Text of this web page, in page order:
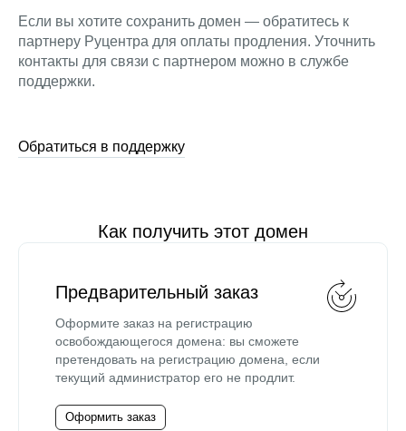
Если вы хотите сохранить домен — обратитесь к
партнеру Руцентра для оплаты продления. Уточнить
контакты для связи с партнером можно в службе
поддержки.
Обратиться в поддержку
Как получить этот домен
Предварительный заказ
Оформите заказ на регистрацию
освобождающегося домена: вы сможете
претендовать на регистрацию домена, если
текущий администратор его не продлит.
Оформить заказ